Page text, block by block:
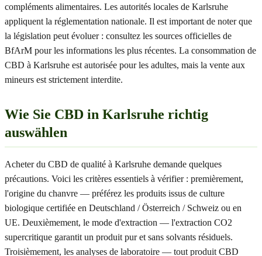
compléments alimentaires. Les autorités locales de Karlsruhe
appliquent la réglementation nationale. Il est important de noter que
la législation peut évoluer : consultez les sources officielles de
BfArM pour les informations les plus récentes. La consommation de
CBD à Karlsruhe est autorisée pour les adultes, mais la vente aux
mineurs est strictement interdite.
Wie Sie CBD in Karlsruhe richtig
auswählen
Acheter du CBD de qualité à Karlsruhe demande quelques
précautions. Voici les critères essentiels à vérifier : premièrement,
l'origine du chanvre — préférez les produits issus de culture
biologique certifiée en Deutschland / Österreich / Schweiz ou en
UE. Deuxièmement, le mode d'extraction — l'extraction CO2
supercritique garantit un produit pur et sans solvants résiduels.
Troisièmement, les analyses de laboratoire — tout produit CBD